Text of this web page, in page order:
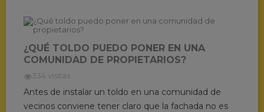
¿QUÉ TOLDO PUEDO PONER EN UNA
COMUNIDAD DE PROPIETARIOS?
334 visitas
Antes de instalar un toldo en una comunidad de
vecinos conviene tener claro que la fachada no es